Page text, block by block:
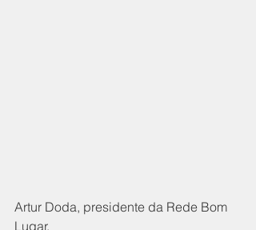
Artur Doda, presidente da Rede Bom
Lugar.